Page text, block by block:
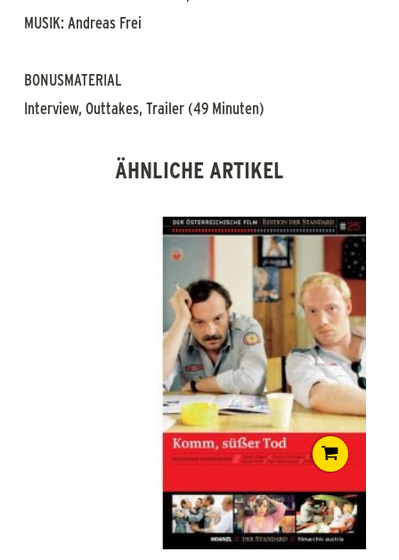
MUSIK: Andreas Frei
BONUSMATERIAL
Interview, Outtakes, Trailer (49 Minuten)
ÄHNLICHE ARTIKEL